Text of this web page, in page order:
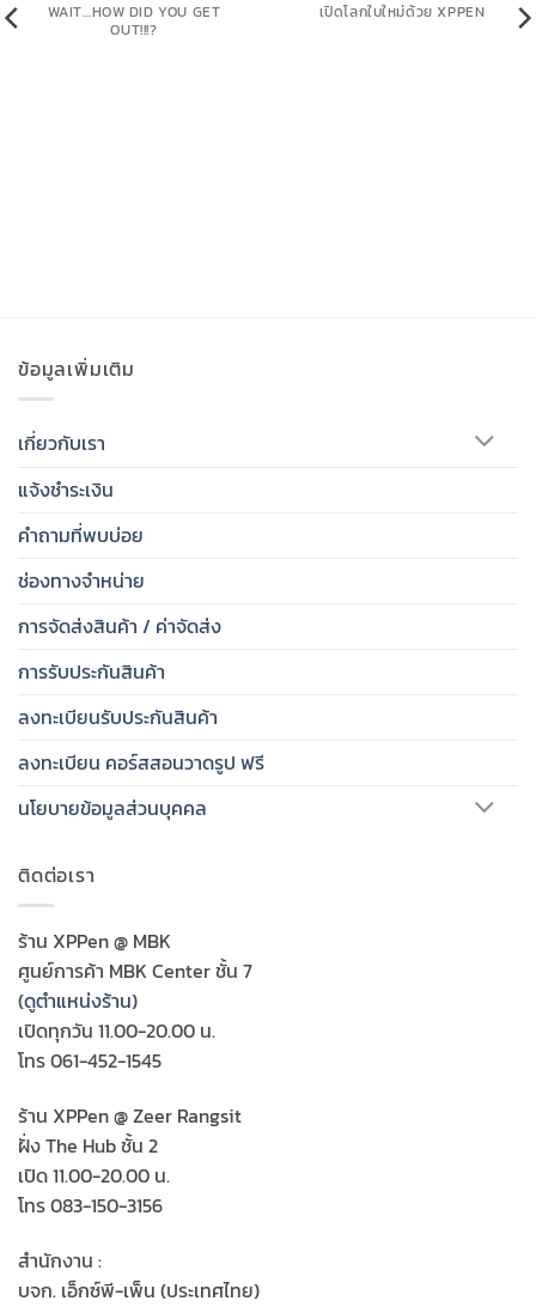
WAIT…HOW DID YOU GET
OUT!!!?
เปิดโลกใบใหม่ด้วย XPPEN
ข้อมูลเพิ่มเติม
เกี่ยวกับเรา
แจ้งชำระเงิน
คำถามที่พบบ่อย
ช่องทางจำหน่าย
การจัดส่งสินค้า / ค่าจัดส่ง
การรับประกันสินค้า
ลงทะเบียนรับประกันสินค้า
ลงทะเบียน คอร์สสอนวาดรูป ฟรี
นโยบายข้อมูลส่วนบุคคล
ติดต่อเรา
ร้าน XPPen @ MBK
ศูนย์การค้า MBK Center ชั้น 7
(ดูตำแหน่งร้าน)
เปิดทุกวัน 11.00-20.00 น.
โทร 061-452-1545
ร้าน XPPen @ Zeer Rangsit
ฝั่ง The Hub ชั้น 2
เปิด 11.00-20.00 น.
โทร 083-150-3156
สำนักงาน :
บจก. เอ็กซ์พี-เพ็น (ประเทศไทย)